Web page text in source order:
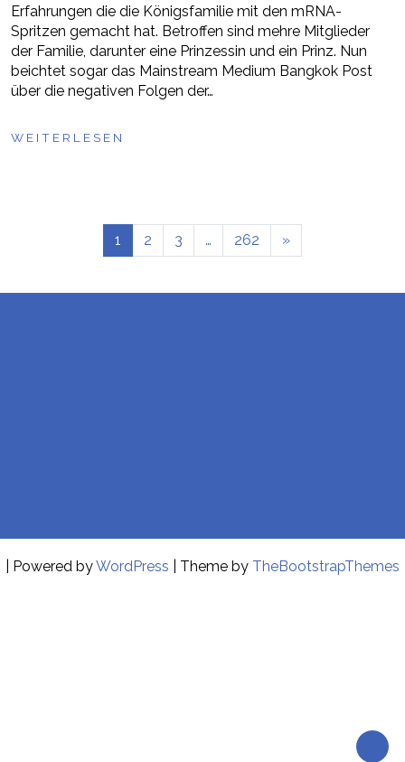
Erfahrungen die die Königsfamilie mit den mRNA-
Spritzen gemacht hat. Betroffen sind mehre Mitglieder
der Familie, darunter eine Prinzessin und ein Prinz. Nun
beichtet sogar das Mainstream Medium Bangkok Post
über die negativen Folgen der…
WEITERLESEN
1 2 3 … 262 »
| Powered byWordPress | Theme by TheBootstrapThemes